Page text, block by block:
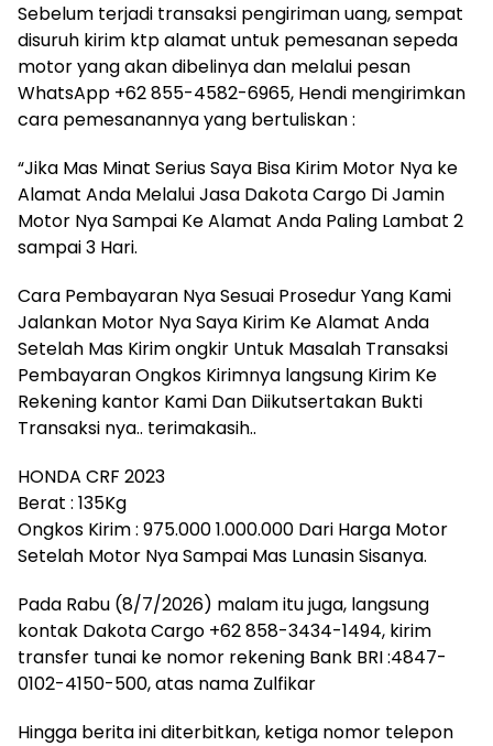
Sebelum terjadi transaksi pengiriman uang, sempat
disuruh kirim ktp alamat untuk pemesanan sepeda
motor yang akan dibelinya dan melalui pesan
WhatsApp +62 855-4582-6965, Hendi mengirimkan
cara pemesanannya yang bertuliskan :
“Jika Mas Minat Serius Saya Bisa Kirim Motor Nya ke
Alamat Anda Melalui Jasa Dakota Cargo Di Jamin
Motor Nya Sampai Ke Alamat Anda Paling Lambat 2
sampai 3 Hari.
Cara Pembayaran Nya Sesuai Prosedur Yang Kami
Jalankan Motor Nya Saya Kirim Ke Alamat Anda
Setelah Mas Kirim ongkir Untuk Masalah Transaksi
Pembayaran Ongkos Kirimnya langsung Kirim Ke
Rekening kantor Kami Dan Diikutsertakan Bukti
Transaksi nya.. terimakasih..
HONDA CRF 2023
Berat : 135Kg
Ongkos Kirim : 975.000 1.000.000 Dari Harga Motor
Setelah Motor Nya Sampai Mas Lunasin Sisanya.
Pada Rabu (8/7/2026) malam itu juga, langsung
kontak Dakota Cargo +62 858-3434-1494, kirim
transfer tunai ke nomor rekening Bank BRI :4847-
0102-4150-500, atas nama Zulfikar
Hingga berita ini diterbitkan, ketiga nomor telepon